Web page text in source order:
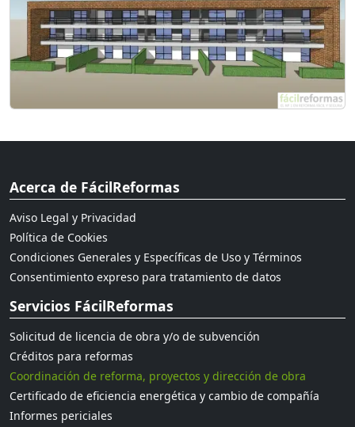
Acerca de FácilReformas
Aviso Legal y Privacidad
Política de Cookies
Condiciones Generales y Específicas de Uso y Términos
Consentimiento expreso para tratamiento de datos
Servicios FácilReformas
Solicitud de licencia de obra y/o de subvención
Créditos para reformas
Coordinación de reforma, proyectos y dirección de obra
Certificado de eficiencia energética y cambio de compañía
Informes periciales